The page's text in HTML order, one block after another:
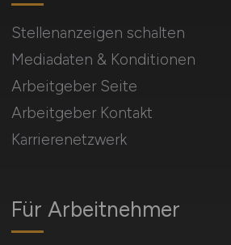
Für Arbeitnehmer
Stellenanzeigen schalten
Mediadaten & Konditionen
Arbeitgeber Seite
Arbeitgeber Kontakt
Karrierenetzwerk